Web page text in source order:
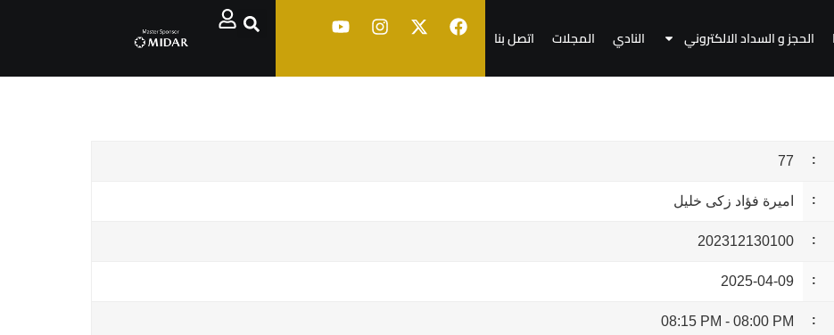
الحجز و السداد الالكتروني النادي المجلات اتصل بنا
77
اميرة فؤاد زكى خليل
202312130100
2025-04-09
08:00 PM
-
08:15 PM